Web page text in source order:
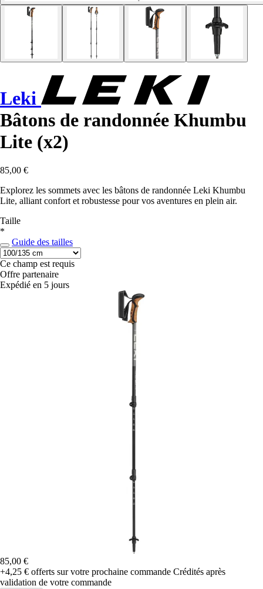
Leki
Bâtons de randonnée Khumbu
Lite (x2)
85,00 €
Explorez les sommets avec les bâtons de randonnée Leki Khumbu
Lite, alliant confort et robustesse pour vos aventures en plein air.
Taille
*
Guide des tailles
Ce champ est requis
Offre partenaire
Expédié en 5 jours
85,00 €
+4,25 € offerts sur votre prochaine commande Crédités après
validation de votre commande